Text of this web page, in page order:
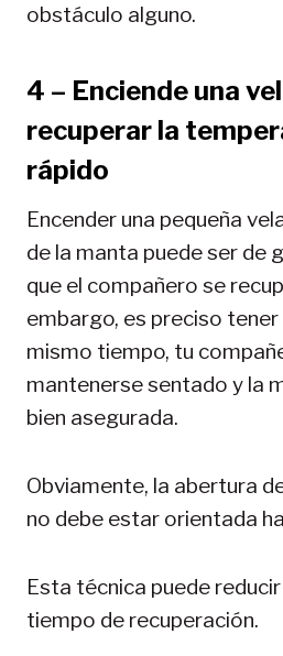
obstáculo alguno.
4 – Enciende una
recuperar la
rápido
Encender una pequeña
de la manta puede ser de
que el compañero se
embargo, es preciso
mismo tiempo, tu
mantenerse sentado y la
bien asegurada.
Obviamente, la abertura
no debe estar orientada
Esta técnica puede
tiempo de recuperación.